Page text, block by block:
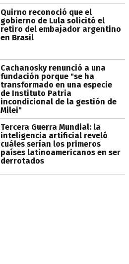
Quirno reconoció que el
gobierno de Lula solicitó el
retiro del embajador argentino
en Brasil
Cachanosky renunció a una
fundación porque "se ha
transformado en una especie
de Instituto Patria
incondicional de la gestión de
Milei"
Tercera Guerra Mundial: la
inteligencia artificial reveló
cuáles serían los primeros
países latinoamericanos en ser
derrotados